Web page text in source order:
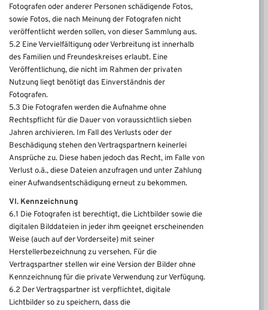
Fotografen oder anderer Personen schädigende Fotos,
sowie Fotos, die nach Meinung der Fotografen nicht
veröffentlicht werden sollen, von dieser Sammlung aus.
5.2 Eine Vervielfältigung oder Verbreitung ist innerhalb
des Familien und Freundeskreises erlaubt. Eine
Veröffentlichung, die nicht im Rahmen der privaten
Nutzung liegt benötigt das Einverständnis der
Fotografen.
5.3 Die Fotografen werden die Aufnahme ohne
Rechtspflicht für die Dauer von voraussichtlich sieben
Jahren archivieren. Im Fall des Verlusts oder der
Beschädigung stehen den Vertragspartnern keinerlei
Ansprüche zu. Diese haben jedoch das Recht, im Falle von
Verlust o.ä., diese Dateien anzufragen und unter Zahlung
einer Aufwandsentschädigung erneut zu bekommen.
VI. Kennzeichnung
6.1 Die Fotografen ist berechtigt, die Lichtbilder sowie die
digitalen Bilddateien in jeder ihm geeignet erscheinenden
Weise (auch auf der Vorderseite) mit seiner
Herstellerbezeichnung zu versehen. Für die
Vertragspartner stellen wir eine Version der Bilder ohne
Kennzeichnung für die private Verwendung zur Verfügung.
6.2 Der Vertragspartner ist verpflichtet, digitale
Lichtbilder so zu speichern, dass die